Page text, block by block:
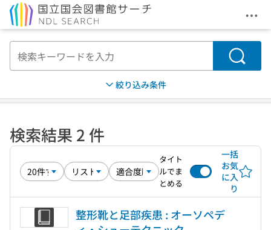
メ
検索
絞り込み条件
検索結果 2 件
タイト
ルでま
とめる
一括
お気
に入
り
整形靴と足部疾患 : オーソペデ